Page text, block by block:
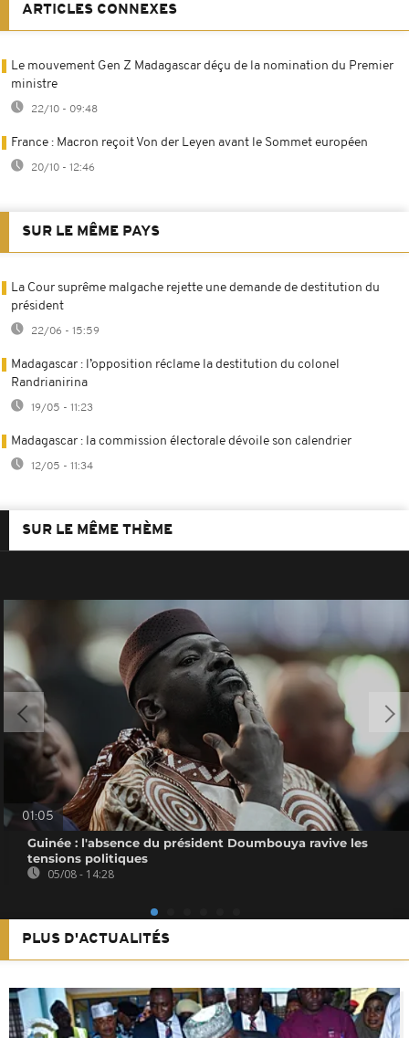
ARTICLES CONNEXES
Le mouvement Gen Z Madagascar déçu de la nomination du Premier
ministre
22/10 - 09:48
France : Macron reçoit Von der Leyen avant le Sommet européen
20/10 - 12:46
SUR LE MÊME PAYS
La Cour suprême malgache rejette une demande de destitution du
président
22/06 - 15:59
Madagascar : l’opposition réclame la destitution du colonel
Randrianirina
19/05 - 11:23
Madagascar : la commission électorale dévoile son calendrier
12/05 - 11:34
SUR LE MÊME THÈME
01:05
Guinée : l'absence du président Doumbouya ravive les
tensions politiques
05/08 - 14:28
PLUS D'ACTUALITÉS